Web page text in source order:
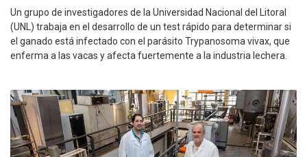
Un grupo de investigadores de la Universidad Nacional del Litoral
(UNL) trabaja en el desarrollo de un test rápido para determinar si
el ganado está infectado con el parásito Trypanosoma vivax, que
enferma a las vacas y afecta fuertemente a la industria lechera.